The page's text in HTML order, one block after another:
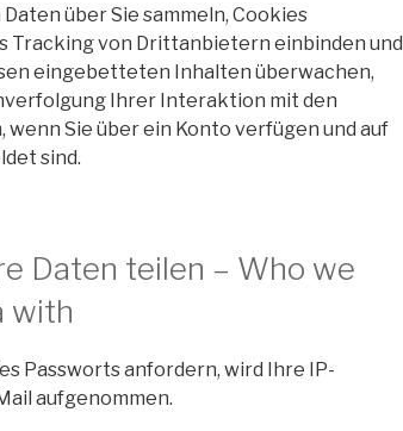
über Sie sammeln, Cookies
Tracking von Drittanbietern einbinden und
eingebetteten Inhalten überwachen,
Ihrer Interaktion mit den
Sie über ein Konto verfügen und auf
sind.
Daten teilen – Who we
with
Passworts anfordern, wird Ihre IP-
aufgenommen.